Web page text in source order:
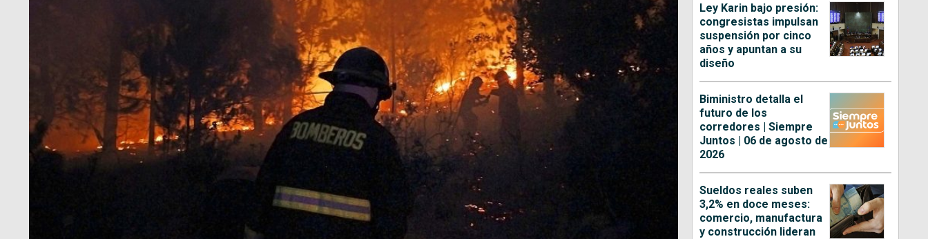
Ley Karin bajo presión:
congresistas impulsan
suspensión por cinco
años y apuntan a su
diseño
Biministro detalla el
futuro de los
corredores | Siempre
Juntos | 06 de agosto de
2026
Sueldos reales suben
3,2% en doce meses:
comercio, manufactura
y construcción lideran